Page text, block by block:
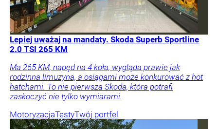
Lepiej uważaj na mandaty. Skoda Superb Sportline
2.0 TSI 265 KM
Ma 265 KM, napęd na 4 koła, wygląda prawie jak
rodzinna limuzyna, a osiągami może konkurować z hot
hatchami. To nie pierwsza Skoda, która potrafi
zaskoczyć nie tylko wymiarami.
MotoryzacjaTestyTwój portfel